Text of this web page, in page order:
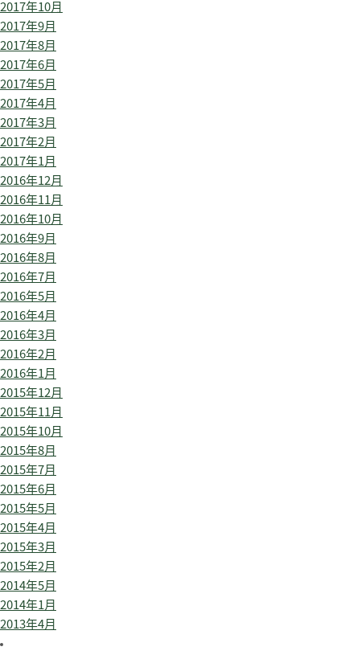
2017年10月
2017年9月
2017年8月
2017年6月
2017年5月
2017年4月
2017年3月
2017年2月
2017年1月
2016年12月
2016年11月
2016年10月
2016年9月
2016年8月
2016年7月
2016年5月
2016年4月
2016年3月
2016年2月
2016年1月
2015年12月
2015年11月
2015年10月
2015年8月
2015年7月
2015年6月
2015年5月
2015年4月
2015年3月
2015年2月
2014年5月
2014年1月
2013年4月